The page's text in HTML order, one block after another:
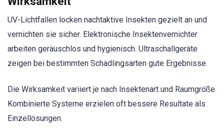
UV-Lichtfallen locken nachtaktive Insekten gezielt an und
vernichten sie sicher. Elektronische Insektenvernichter
arbeiten geräuschlos und hygienisch. Ultraschallgeräte
zeigen bei bestimmten Schädlingsarten gute Ergebnisse.
Die Wirksamkeit variiert je nach Insektenart und Raumgröße.
Kombinierte Systeme erzielen oft bessere Resultate als
Einzellösungen.